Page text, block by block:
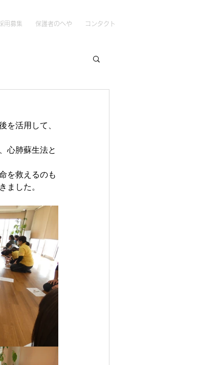
用募集 保護者のへや コンタクト
を活用して、
心肺蘇生法と
を救えるのも
ました。